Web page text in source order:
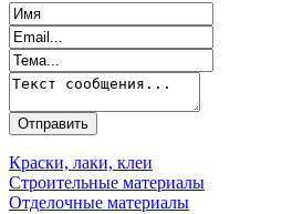
Краски, лаки, клеи
Строительные материалы
Отделочные материалы